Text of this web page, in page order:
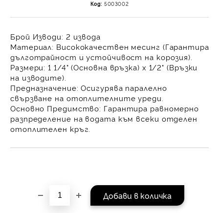
Код: 5003002
Брой Изводи: 2 извода
Материал: Висококачествен месинг (Гарантира
дълготрайност и устойчивост на корозия).
Размери: 1 1/4" (Основна връзка) х 1/2" (Връзки
на изводите)
Предназначение: Осигурява паралелно
свързване на отоплителните уреди.
Основно Предимство: Гарантира равномерно
разпределение на водата към всеки отделен
отоплителен кръг.
на поръчката се
равни месечни вноски